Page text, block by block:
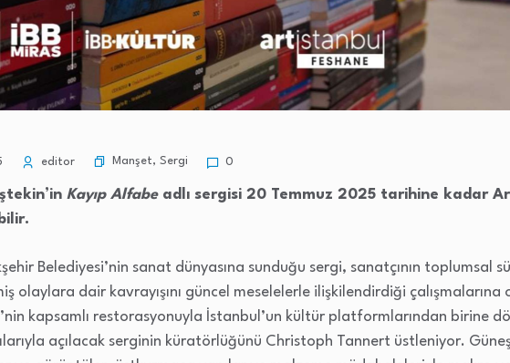
editor Manşet, Sergi 0
Kayıp Alfabeadlı sergisi 20 Temmuz 2025 tarihine kadar
Belediyesi’nin sanat dünyasına sunduğu sergi, sanatçının toplumsal
olaylara dair kavrayışını güncel meselelerle ilişkilendirdiği çalışmalarına
kapsamlı restorasyonuyla İstanbul’un kültür platformlarından birine
açılacak serginin küratörlüğünü Christoph Tannert üstleniyor.